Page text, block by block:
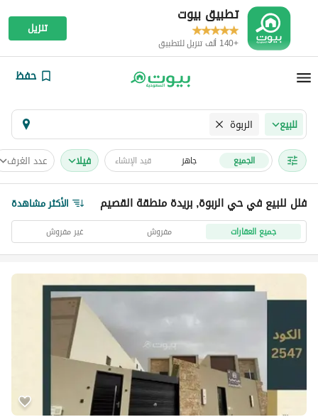
تطبيق بيوت
+140 ألف تنزيل للتطبيق
تنزيل
حفظ
للبيع الربوة
الجميع جاهز قيد الإنشاء فیلا عدد الغرف
فلل للبيع في حي الربوة, بريدة منطقة القصيم الأكثر مشاهدة
جميع العقارات مفروش غير مفروش